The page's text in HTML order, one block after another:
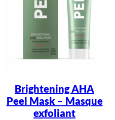
Brightening AHA
Peel Mask – Masque
exfoliant